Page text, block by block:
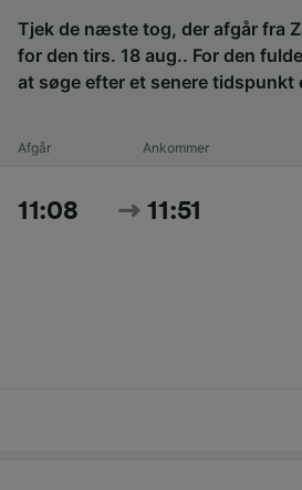
Tjek de næste tog, der afgår fra
for den tirs. 18 aug.. For den
at søge efter et senere tidspunkt
Afgår Ankommer
11:08 11:51